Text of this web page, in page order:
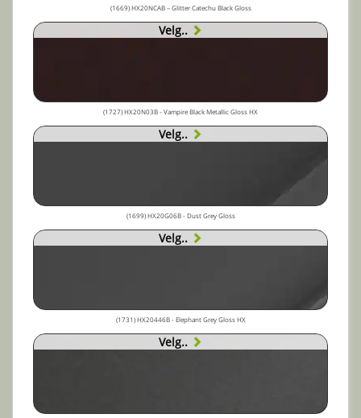
(1669) HX20NCAB – Glitter Catechu Black Gloss
Velg..
(1727) HX20N03B - Vampire Black Metallic Gloss HX
Velg..
(1699) HX20G06B - Dust Grey Gloss
Velg..
(1731) HX20446B - Elephant Grey Gloss HX
Velg..